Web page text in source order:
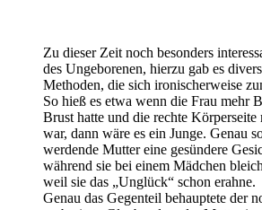
Zu dieser Zeit noch besonders
des Ungeborenen, hierzu gab es
Methoden, die sich ironischerweise
So hieß es etwa wenn die Frau mehr
Brust hatte und die rechte Körperseite
war, dann wäre es ein Junge. Genau
werdende Mutter eine gesündere
während sie bei einem Mädchen
weil sie das „Unglück“ schon erahne.
Genau das Gegenteil behauptete der